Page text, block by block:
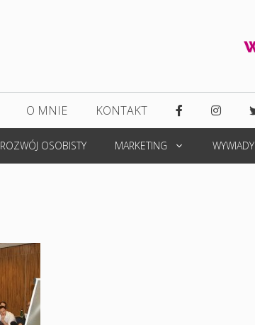
O MNIE KONTAKT
ROZWÓJ OSOBISTY MARKETING WYWIADY